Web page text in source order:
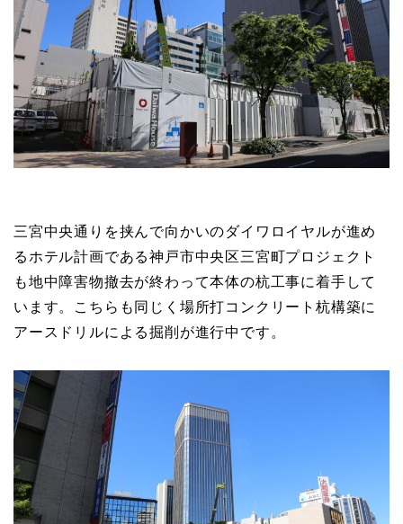
三宮中央通りを挟んで向かいのダイワロイヤルが進め
るホテル計画である神戸市中央区三宮町プロジェクト
も地中障害物撤去が終わって本体の杭工事に着手して
います。こちらも同じく場所打コンクリート杭構築に
アースドリルによる掘削が進行中です。